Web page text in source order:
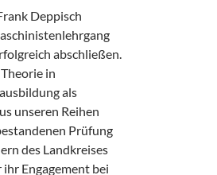
Deppisch
abschließen.
in
als
unseren Reihen
Prüfung
des Landkreises
Engagement bei